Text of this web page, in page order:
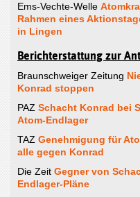
Ems-Vechte-Welle
Rahmen eines
in Lingen
Berichterstattung zur
Braunschweiger Zeitung
Konrad stoppen
PAZ Schacht Konrad bei
Atom-Endlager
TAZ Genehmigung für
alle gegen Konrad
Die Zeit Gegner von
Endlager-Pläne